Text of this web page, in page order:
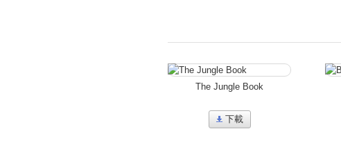
The Jungle Book
下載